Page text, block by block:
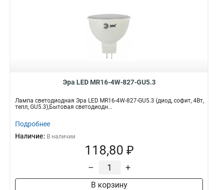
Эра LED MR16-4W-827-GU5.3
Лампа светодиодная Эра LED MR16-4W-827-GU5.3 (диод, софит, 4Вт,
тепл, GU5.3),Бытовая светодиодн...
Подробнее
Наличие: В наличии
118,80 ₽
– +
В корзину